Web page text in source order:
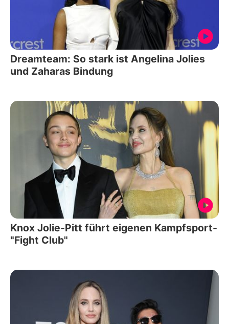
Dreamteam: So stark ist Angelina Jolies
und Zaharas Bindung
Knox Jolie-Pitt führt eigenen Kampfsport-
"Fight Club"